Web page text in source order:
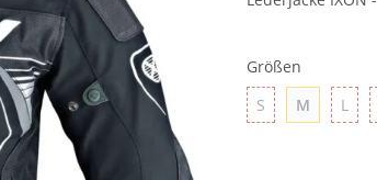
Größen
S
M L